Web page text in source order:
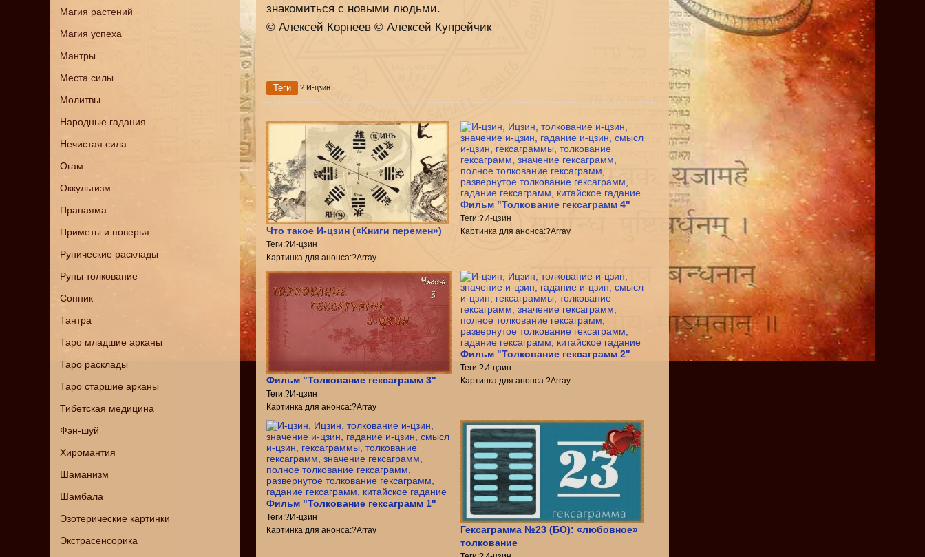
Магия растений
Магия успеха
Мантры
Места силы
Молитвы
Народные гадания
Нечистая сила
Огам
Оккультизм
Пранаяма
Приметы и поверья
Рунические расклады
Руны толкование
Сонник
Тантра
Таро младшие арканы
Таро расклады
Таро старшие арканы
Тибетская медицина
Фэн-шуй
Хиромантия
Шаманизм
Шамбала
Эзотерические картинки
Экстрасенсорика
знакомиться с новыми людьми.
© Алексей Корнеев © Алексей Купрейчик
Теги :? И-цзин
Что такое И-цзин («Книги перемен»)
Теги:?И-цзин
Картинка для анонса:?Array
Фильм "Толкование гексаграмм 4"
Теги:?И-цзин
Картинка для анонса:?Array
Фильм "Толкование гексаграмм 3"
Теги:?И-цзин
Картинка для анонса:?Array
Фильм "Толкование гексаграмм 2"
Теги:?И-цзин
Картинка для анонса:?Array
Фильм "Толкование гексаграмм 1"
Теги:?И-цзин
Картинка для анонса:?Array
Гексаграмма №23 (БО): «любовное»
толкование